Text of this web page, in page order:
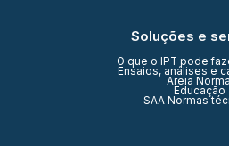
Soluções e
O que o IPT pode
Ensaios, análises e
Areia Normal
Educação
SAA Normas